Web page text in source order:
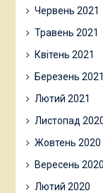
Червень 2021
Травень 2021
Квітень 2021
Березень 2021
Лютий 2021
Листопад
Жовтень 2020
Вересень 2020
Лютий 2020